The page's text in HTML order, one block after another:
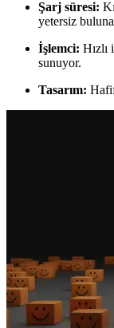
Şarj süresi:
yetersiz
İşlemci: Hızlı
sunuyor.
Tasarım: